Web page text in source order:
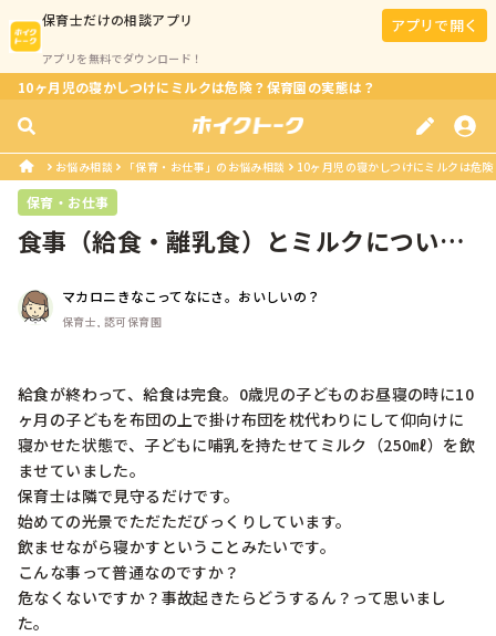
保育士だけの相談アプリ
アプリを無料でダウンロード！
アプリで開く
10ヶ月児の寝かしつけにミルクは危険？保育園の実態は？
お悩み相談 「保育・お仕事」のお悩み相談 10ヶ月児の寝かしつけにミルクは危
保育・お仕事
食事（給食・離乳食）とミルクについ
マカロニきなこってなにさ。おいしいの？
保育士, 認可保育園
給食が終わって、給食は完食。0歳児の子どものお昼寝の時に10
ヶ月の子どもを布団の上で掛け布団を枕代わりにして仰向けに
寝かせた状態で、子どもに哺乳を持たせてミルク（250㎖）を飲
ませていました。
保育士は隣で見守るだけです。
始めての光景でただただびっくりしています。
飲ませながら寝かすということみたいです。
こんな事って普通なのですか？
危なくないですか？事故起きたらどうするん？って思いまし
た。